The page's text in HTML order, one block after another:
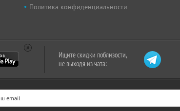
Политика конфиденциальности
Ищите скидки поблизости,
не выходя из чата: